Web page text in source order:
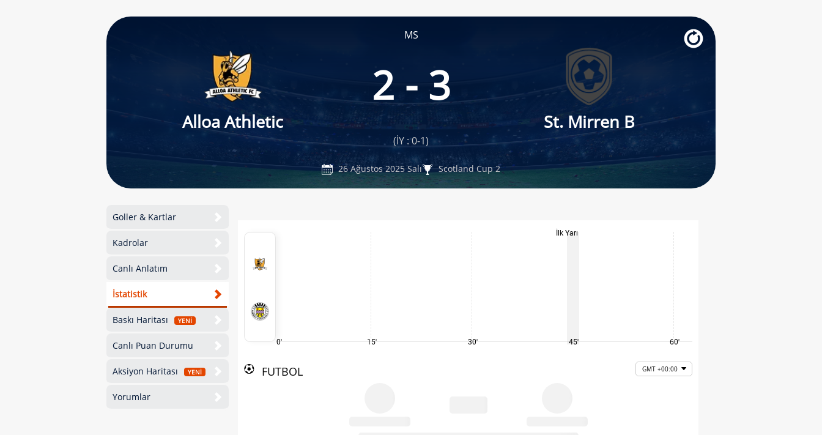
MS
Alloa Athletic
2 - 3
St. Mirren B
(İY : 0-1)
26 Ağustos 2025 Salı Scotland Cup 2
Goller & Kartlar
Kadrolar
Canlı Anlatım
İstatistik
Baskı Haritası YENİ
Canlı Puan Durumu
Aksiyon Haritası YENİ
Yorumlar
0' 15' 30'
İlk Yarı
45' 60'
FUTBOL GMT +00:00